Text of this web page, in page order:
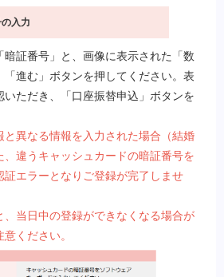
入力
暗証番号」と、画像に表示された「数
進む」ボタンを押してください。表
ただき、「口座振替申込」ボタンを
異なる情報を入力された場合（結婚
、違うキャッシュカードの暗証番号を
証エラーとなりご登録が完了しませ
当日中の登録ができなくなる場合が
ください。